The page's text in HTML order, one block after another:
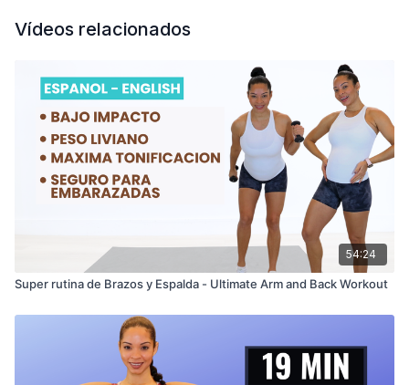
Vídeos relacionados
54:24
Super rutina de Brazos y Espalda - Ultimate Arm and Back Workout